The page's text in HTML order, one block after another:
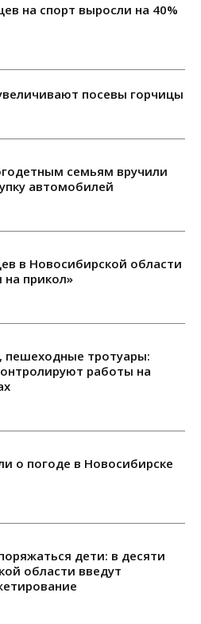
на спорт выросли на 40%
посевы горчицы
семьям вручили
автомобилей
в Новосибирской области
прикол»
тротуары:
работы на
о погоде в Новосибирске
дети: в десяти
области введут